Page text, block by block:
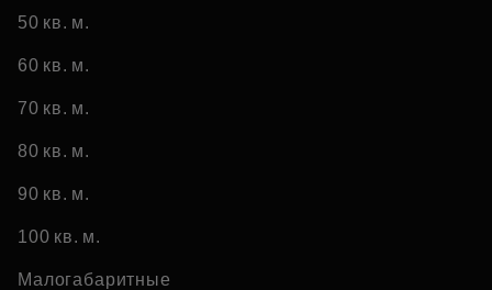
50 кв. м.
60 кв. м.
70 кв. м.
80 кв. м.
90 кв. м.
100 кв. м.
Малогабаритные